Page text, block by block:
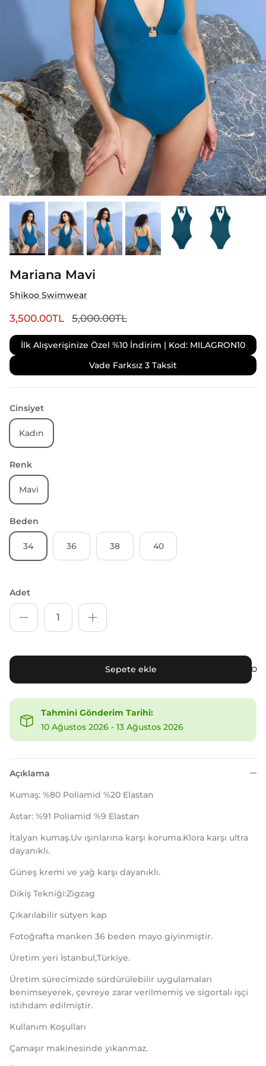
Mariana Mavi
Shikoo Swimwear
3,500.00TL 5,000.00TL
İlk Alışverişinize Özel %10 İndirim | Kod: MILAGRON10
Vade Farksız 3 Taksit
Renk
Mavi
Cinsiyet
Kadın
Beden
34 36 38 40
Adet
Sepete ekle
Tahmini Gönderim Tarihi:
10 Ağustos 2026 - 13 Ağustos 2026
Açıklama
Kumaş: %80 Poliamid %20 Elastan
Astar: %91 Poliamid %9 Elastan
İtalyan kumaş.Uv ışınlarına karşı koruma.Klora karşı ultra
dayanıklı.
Güneş kremi ve yağ karşı dayanıklı.
Dikiş Tekniği:Zigzag
Çıkarılabilir sütyen kap
Fotoğrafta manken 36 beden mayo giyinmiştir.
Üretim yeri İstanbul,Türkiye.
Üretim sürecimizde sürdürülebilir uygulamaları
benimseyerek, çevreye zarar verilmemiş ve sigortalı işçi
istihdam edilmiştir.
Kullanım Koşulları
Çamaşır makinesinde yıkanmaz.